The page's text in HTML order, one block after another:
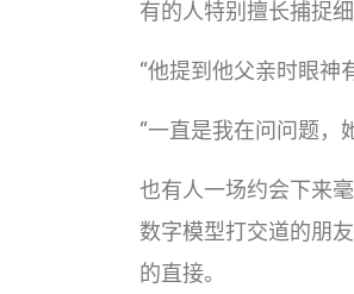
有的人特别擅长捕捉细
“他提到他父亲时眼神
“一直是我在问问题，
也有人一场约会下来
数字模型打交道的朋
的直接。